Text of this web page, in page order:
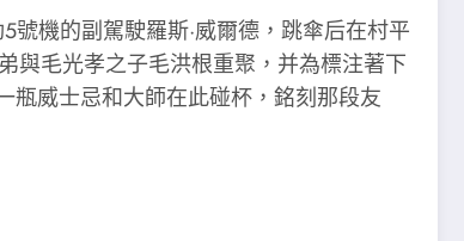
機的副駕駛羅斯·威爾德，跳傘后在村平
與毛光孝之子毛洪根重聚，并為標注著下
瓶威士忌和大師在此碰杯，銘刻那段友